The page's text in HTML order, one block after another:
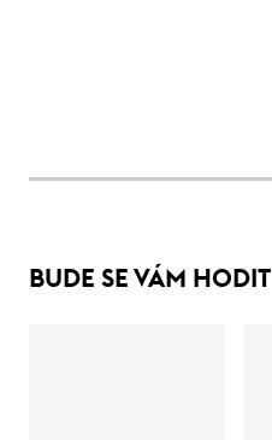
BUDE SE VÁM HODIT